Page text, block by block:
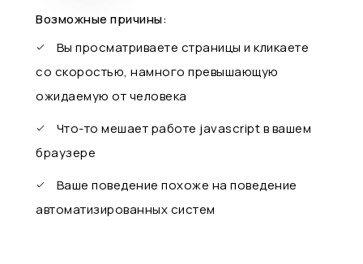
Возможные причины:
Вы просматриваете страницы и кликаете
со скоростью, намного превышающую
ожидаемую от человека
Что-то мешает работе javascript в вашем
браузере
Ваше поведение похоже на поведение
автоматизированных систем